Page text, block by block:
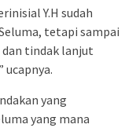
Y.H sudah
tetapi sampai
tindak lanjut
ucapnya.
yang
yang mana